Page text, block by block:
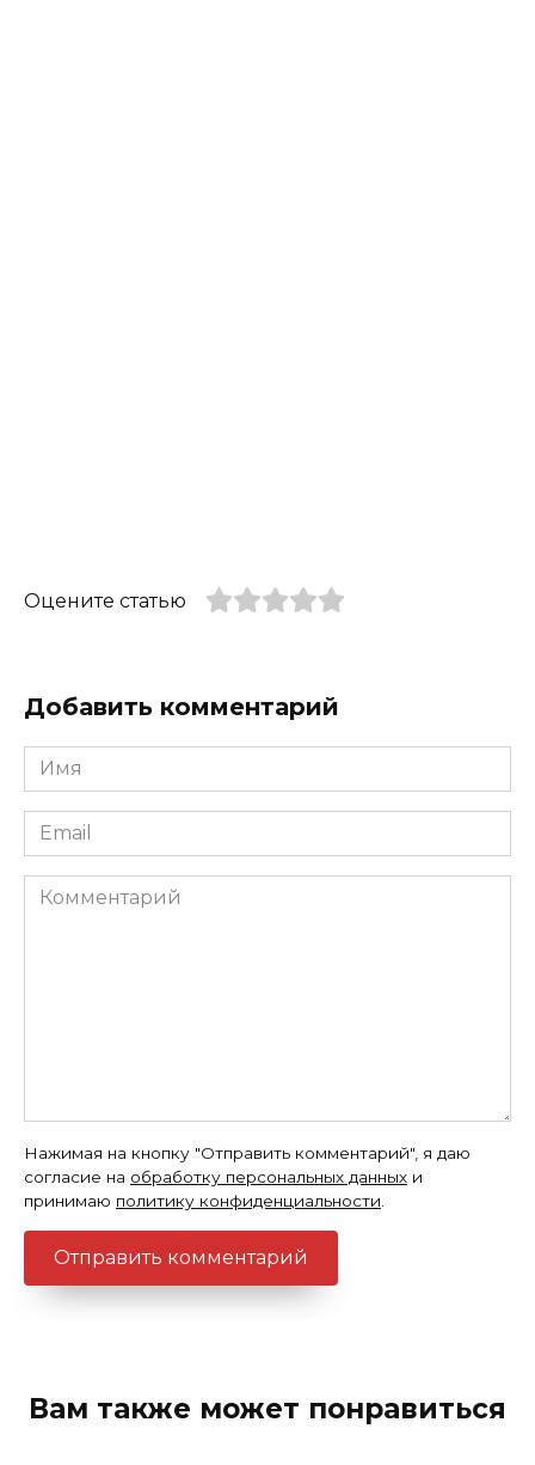
Оцените статью
Добавить комментарий
Имя
*
Email
*
Комментарий
Нажимая на кнопку "Отправить комментарий", я даю
согласие на обработку персональных данных и
принимаю политику конфиденциальности.
Вам также может понравиться